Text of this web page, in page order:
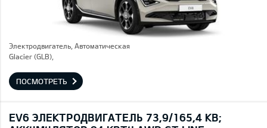
Электродвигатель, Автоматическая
Glacier (GLB),
ПОСМОТРЕТЬ
EV6 ЭЛЕКТРОДВИГАТЕЛЬ 73,9/165,4 КВ;